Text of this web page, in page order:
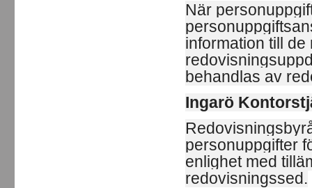
När
information till
behandlas av
Ingarö
personuppgifter
enlighet med
redovisningssed.